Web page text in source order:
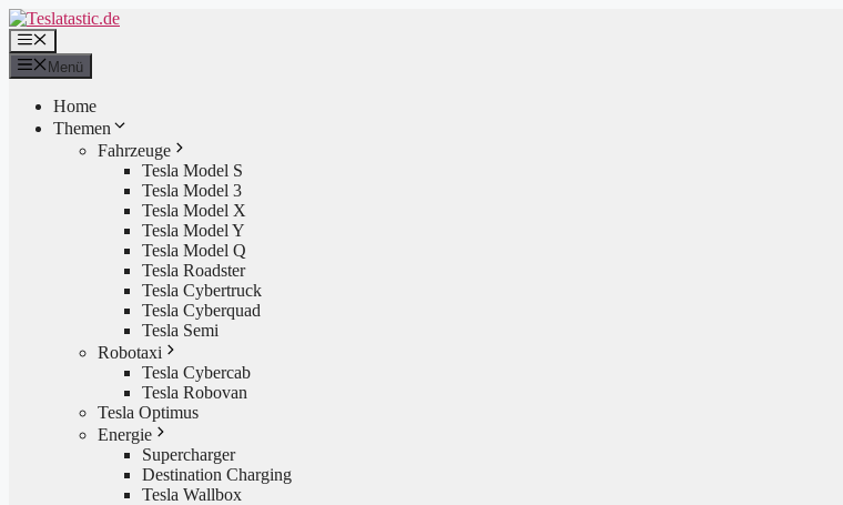
Zum
Inhalt
springen
Menü
Menü
Home
Themen
Fahrzeuge
Tesla Model S
Tesla Model 3
Tesla Model X
Tesla Model Y
Tesla Model Q
Tesla Roadster
Tesla Cybertruck
Tesla Cyberquad
Tesla Semi
Robotaxi
Tesla Cybercab
Tesla Robovan
Tesla Optimus
Energie
Supercharger
Destination Charging
Tesla Wallbox